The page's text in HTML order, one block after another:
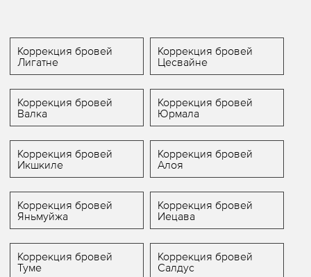
Коррекция бровей
Лигатне
Коррекция бровей
Цесвайне
Коррекция бровей
Валка
Коррекция бровей
Юрмала
Коррекция бровей
Икшкиле
Коррекция бровей
Алоя
Коррекция бровей
Яньмуйжа
Коррекция бровей
Иецава
Коррекция бровей
Туме
Коррекция бровей
Салдус